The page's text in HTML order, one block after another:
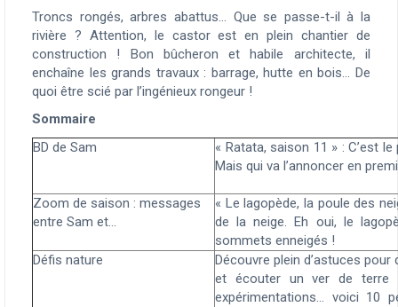
Troncs rongés, arbres abattus… Que se passe-t-il à la
rivière ? Attention, le castor est en plein chantier de
construction ! Bon bûcheron et habile architecte, il
enchaîne les grands travaux : barrage, hutte en bois... De
quoi être scié par l’ingénieux rongeur !
Sommaire
BD de Sam
« Ratata, saison 11 » : C’est
Mais qui va l’annoncer en
Zoom de saison : messages
entre Sam et…
« Le lagopède, la poule des
de la neige. Eh oui, le
sommets enneigés !
Défis nature
Découvre plein d’astuces
et écouter un ver de
expérimentations… voici 10